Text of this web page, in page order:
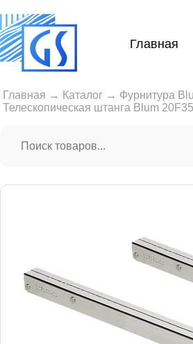
Главная
Главная → Каталог → Фурнитура
Телескопическая штанга Blum